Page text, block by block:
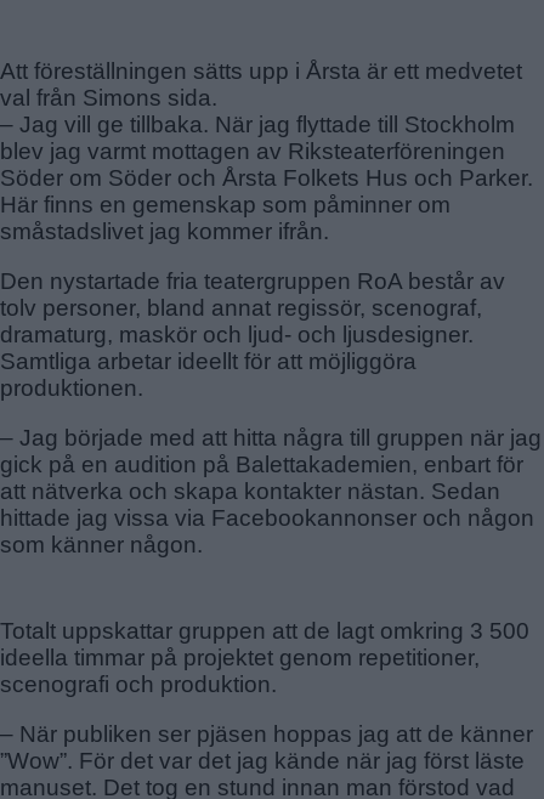
Att föreställningen sätts upp i Årsta är ett medvetet
val från Simons sida.
– Jag vill ge tillbaka. När jag flyttade till Stockholm
blev jag varmt mottagen av Riksteaterföreningen
Söder om Söder och Årsta Folkets Hus och Parker.
Här finns en gemenskap som påminner om
småstadslivet jag kommer ifrån.
Den nystartade fria teatergruppen RoA består av
tolv personer, bland annat regissör, scenograf,
dramaturg, maskör och ljud- och ljusdesigner.
Samtliga arbetar ideellt för att möjliggöra
produktionen.
– Jag började med att hitta några till gruppen när jag
gick på en audition på Balettakademien, enbart för
att nätverka och skapa kontakter nästan. Sedan
hittade jag vissa via Facebookannonser och någon
som känner någon.
Totalt uppskattar gruppen att de lagt omkring 3 500
ideella timmar på projektet genom repetitioner,
scenografi och produktion.
– När publiken ser pjäsen hoppas jag att de känner
”Wow”. För det var det jag kände när jag först läste
manuset. Det tog en stund innan man förstod vad